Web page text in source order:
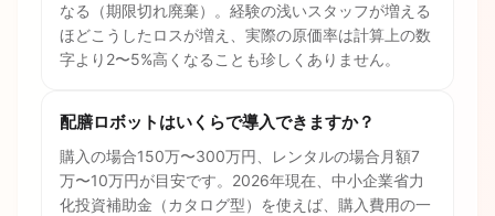
なる（期限切れ廃棄）。経験の浅いスタッフが増える
ほどこうしたロスが増え、実際の原価率は計算上の数
字より2〜5%高くなることも珍しくありません。
配膳ロボットはいくらで導入できますか？
購入の場合150万〜300万円、レンタルの場合月額7
万〜10万円が目安です。2026年現在、中小企業省力
化投資補助金（カタログ型）を使えば、購入費用の一